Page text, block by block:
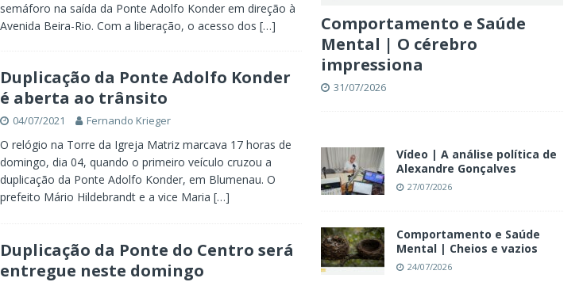
o ritual da cerveja e dos encontros
semáforo na saída da Ponte Adolfo Konder em direção à
Avenida Beira-Rio. Com a liberação, o acesso dos […]
Duplicação da Ponte Adolfo Konder
é aberta ao trânsito
04/07/2021 Fernando Krieger
O relógio na Torre da Igreja Matriz marcava 17 horas de
domingo, dia 04, quando o primeiro veículo cruzou a
duplicação da Ponte Adolfo Konder, em Blumenau. O
prefeito Mário Hildebrandt e a vice Maria […]
Duplicação da Ponte do Centro será
entregue neste domingo
Comportamento e Saúde
Mental | O cérebro
impressiona
31/07/2026
Vídeo | A análise política de
Alexandre Gonçalves
27/07/2026
Comportamento e Saúde
Mental | Cheios e vazios
24/07/2026